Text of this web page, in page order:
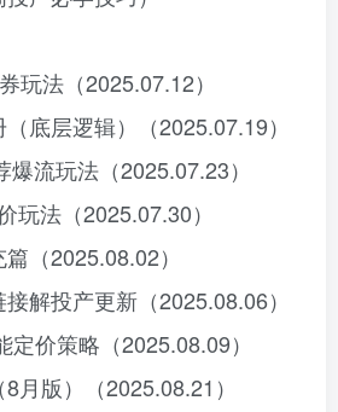
玩法（2025.07.12）
底层逻辑）（2025.07.19）
流玩法（2025.07.23）
玩法（2025.07.30）
（2025.08.02）
解投产更新（2025.08.06）
定价策略（2025.08.09）
月版）（2025.08.21）